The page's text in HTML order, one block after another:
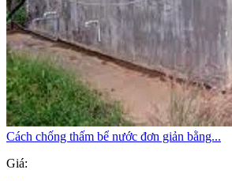
Cách chống thấm bể nước đơn giản bằng...
Giá: